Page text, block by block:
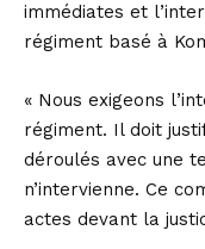
immédiates et
régiment basé à
« Nous exigeons
régiment. Il doit
déroulés avec une
n’intervienne. Ce
actes devant la